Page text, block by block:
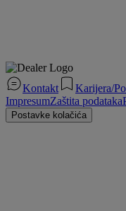
Kontakt Karijera/
ImpresumZaštita podataka
Postavke kolačića